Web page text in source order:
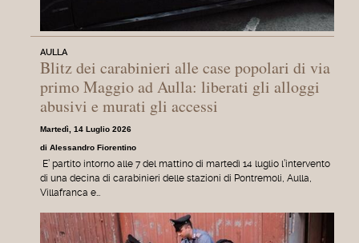
AULLA
Blitz dei carabinieri alle case popolari di via
primo Maggio ad Aulla: liberati gli alloggi
abusivi e murati gli accessi
Martedì, 14 Luglio 2026
di Alessandro Fiorentino
E’ partito intorno alle 7 del mattino di martedì 14 luglio l’intervento
di una decina di carabinieri delle stazioni di Pontremoli, Aulla,
Villafranca e…